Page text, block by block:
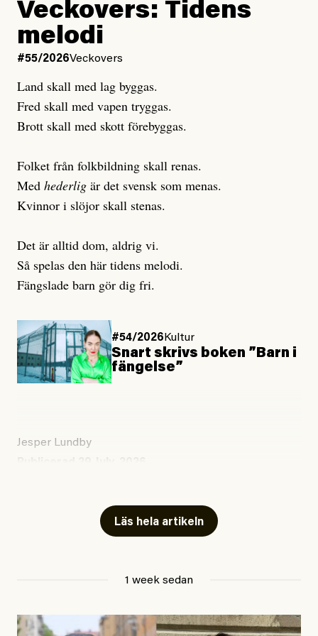
Andreas Gustavsson, Chefredaktör Dagens ETC
#54/2026
Sensationalism när ETC
granskar vänstern
Debattartikel i Arbetaren
Publicerad6 August, 2026
Arbetsmiljöverket:
minska
Joel Kellgren
Publicerad3 August, 2026
Veckovers: Tidens
melodi
#55/2026Veckovers
Land skall med lag byggas.
Fred skall med vapen tryggas.
Brott skall med skott förebyggas.
Folket från folkbildning skall renas.
Med hederlig är det svensk som menas.
Kvinnor i slöjor skall stenas.
Det är alltid dom, aldrig vi.
Så spelas den här tidens melodi.
Fängslade barn gör dig fri.
#54/2026 Kultur
Snart skrivs boken ”Barn i
fängelse”
Jesper Lundby
Läs hela artikeln
1 week sedan